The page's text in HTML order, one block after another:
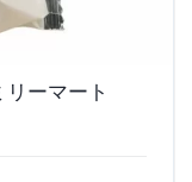
ーマート